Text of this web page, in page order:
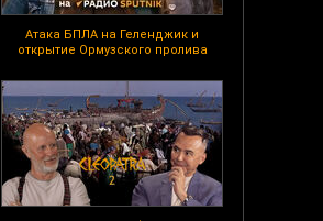
Атака БПЛА на Геленджик и
открытие Ормузского пролива